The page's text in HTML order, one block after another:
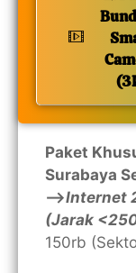
Paket
Surabaya
—>Internet
(Jarak
150rb